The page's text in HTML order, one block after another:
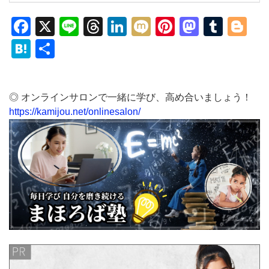
Facebook
X LineThreads
LinkedIn
MixiPinterest
Hatena
◎ オンラインサロンで一緒に学び、高め合いましょう！
https://kamijou.net/onlinesalon/